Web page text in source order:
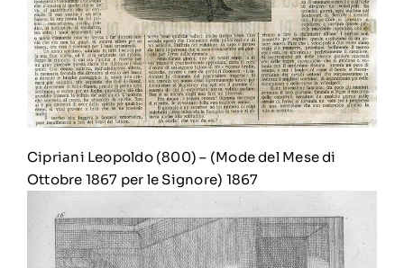
Cipriani Leopoldo (800) – (Mode del Mese di
Ottobre 1867 per le Signore) 1867